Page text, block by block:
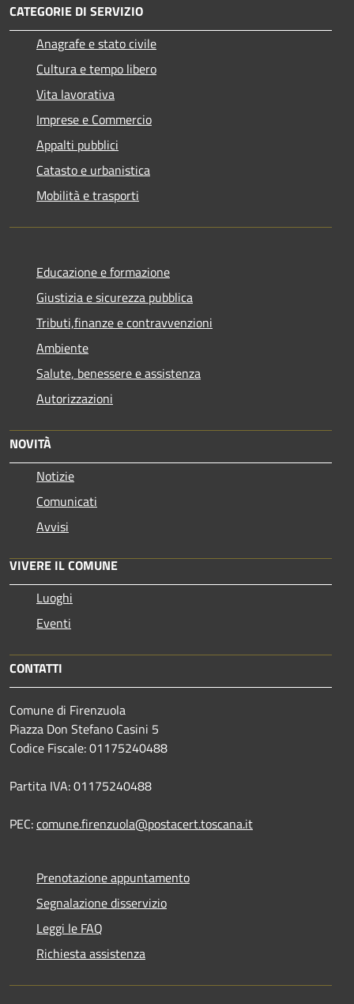
CATEGORIE DI SERVIZIO
Anagrafe e stato civile
Cultura e tempo libero
Vita lavorativa
Imprese e Commercio
Appalti pubblici
Catasto e urbanistica
Mobilità e trasporti
Educazione e formazione
Giustizia e sicurezza pubblica
Tributi,finanze e contravvenzioni
Ambiente
Salute, benessere e assistenza
Autorizzazioni
NOVITÀ
Notizie
Comunicati
Avvisi
VIVERE IL COMUNE
Luoghi
Eventi
CONTATTI
Comune di Firenzuola
Piazza Don Stefano Casini 5
Codice Fiscale: 01175240488
Partita IVA: 01175240488
PEC:comune.firenzuola@postacert.toscana.it
Prenotazione appuntamento
Segnalazione disservizio
Leggi le FAQ
Richiesta assistenza